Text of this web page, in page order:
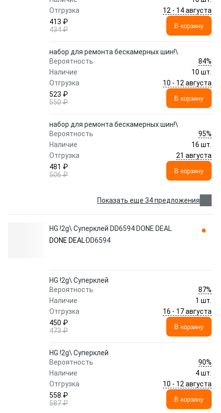
Отгрузка
12 - 14 августа
413 ₽
434 ₽
В корзину
набор для ремонта бескамерных шин!\
Вероятность
84%
Наличие
10 шт.
Отгрузка
10 - 12 августа
523 ₽
550 ₽
В корзину
набор для ремонта бескамерных шин!\
Вероятность
95%
Наличие
16 шт.
Отгрузка
21 августа
481 ₽
506 ₽
В корзину
Показать еще 34 предложения
HG !2g\ Суперклей DD6594 DONE DEAL
DONE DEAL DD6594
HG !2g\ Суперклей
Вероятность
87%
Наличие
1 шт.
Отгрузка
16 - 17 августа
450 ₽
473 ₽
В корзину
HG !2g\ Суперклей
Вероятность
90%
Наличие
4 шт.
Отгрузка
10 - 12 августа
558 ₽
587 ₽
В корзину